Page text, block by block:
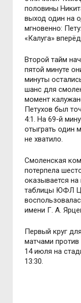
половины
выход один на
мгновенно:
«Калуга»
Второй тайм
пятой минуте
минуты
шанс для
момент
Петухов был
4:1. На 69-й
отыграть один
не хватило.
Смоленская
потерпела
оказывается на
таблицы ЮФЛ
имени Г. А.
Первый круг
матчами
14 июля на
13:30.